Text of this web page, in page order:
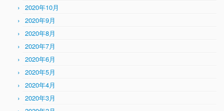
2020年10月
2020年9月
2020年8月
2020年7月
2020年6月
2020年5月
2020年4月
2020年3月